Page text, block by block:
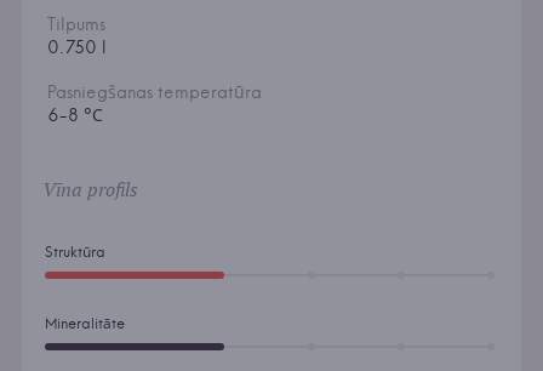
Tilpums
0.750 l
Pasniegšanas temperatūra
6-8 °С
Vīna profils
Struktūra
Mineralitāte